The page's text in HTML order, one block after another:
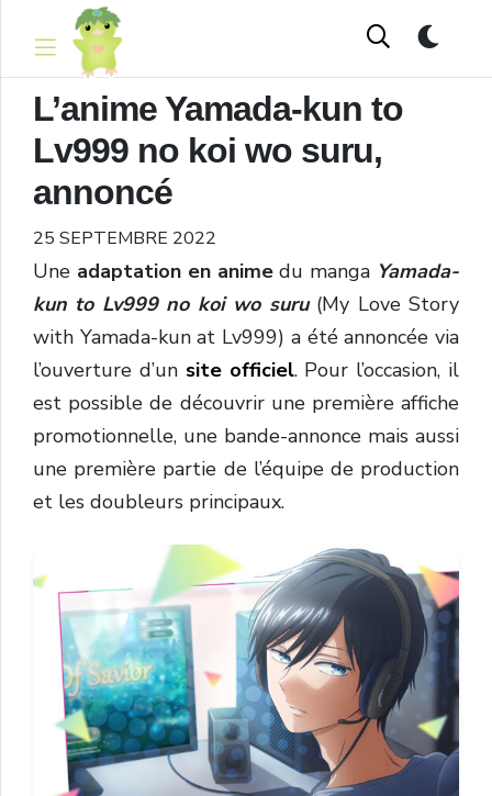
L’anime Yamada-kun to
Lv999 no koi wo suru,
annoncé
25 SEPTEMBRE 2022
Une adaptation en animedu manga Yamada-
kun to Lv999 no koi wo suru(My Love Story
with Yamada-kun at Lv999) a été annoncée via
l’ouverture d’un site officiel. Pour l’occasion, il
est possible de découvrir une première affiche
promotionnelle, une bande-annonce mais aussi
une première partie de l’équipe de production
et les doubleurs principaux.